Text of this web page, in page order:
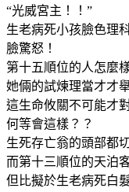
“光威宮主！！”
生老病死小孩臉色理
臉驚怒！
第十五順位的人怎麼
她倆的試煉理當才才
這生命攸關不可能才對
何等會這樣？？
生死存亡翁的頭部都
而第十三順位的天泊
但比擬於生老病死白